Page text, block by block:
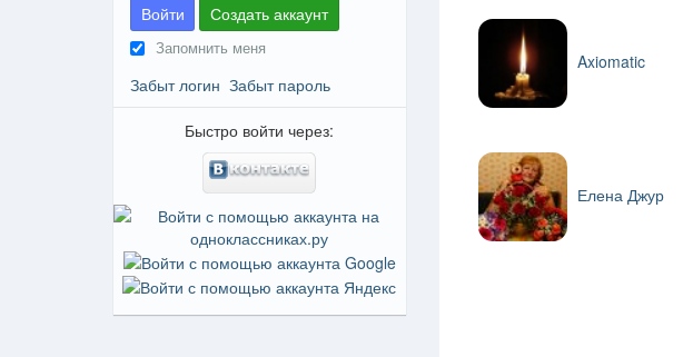
Axiomatic
Елена Джур
Войти Создать аккаунт
Запомнить меня
Забыт логин Забыт пароль
Быстро войти через: